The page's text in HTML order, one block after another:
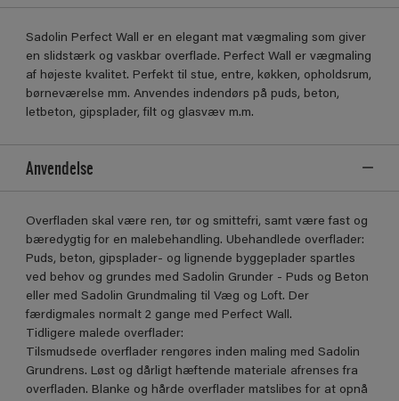
Sadolin Perfect Wall er en elegant mat vægmaling som giver
en slidstærk og vaskbar overflade. Perfect Wall er vægmaling
af højeste kvalitet. Perfekt til stue, entre, køkken, opholdsrum,
børneværelse mm. Anvendes indendørs på puds, beton,
letbeton, gipsplader, filt og glasvæv m.m.
Anvendelse
Overfladen skal være ren, tør og smittefri, samt være fast og
bæredygtig for en malebehandling. Ubehandlede overflader:
Puds, beton, gipsplader- og lignende byggeplader spartles
ved behov og grundes med Sadolin Grunder - Puds og Beton
eller med Sadolin Grundmaling til Væg og Loft. Der
færdigmales normalt 2 gange med Perfect Wall.
Tidligere malede overflader:
Tilsmudsede overflader rengøres inden maling med Sadolin
Grundrens. Løst og dårligt hæftende materiale afrenses fra
overfladen. Blanke og hårde overflader matslibes for at opnå